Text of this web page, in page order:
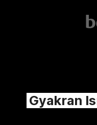
Gyakran